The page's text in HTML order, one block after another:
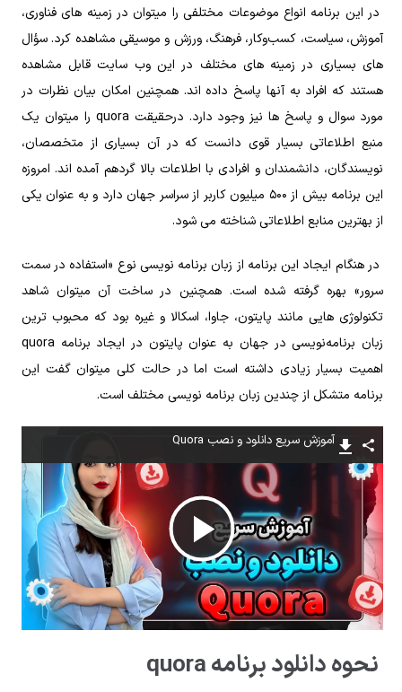
در این برنامه انواع موضوعات مختلفی را میتوان در زمینه‌ های فناوری،
آموزش، سیاست، کسب‌وکار، فرهنگ، ورزش و موسیقی مشاهده کرد. سؤال‌
های بسیاری در زمینه‌ های مختلف در این وب‌ سایت قابل‌ مشاهده
هستند که افراد به آنها پاسخ داده اند. همچنین امکان بیان نظرات در
مورد سوال و پاسخ‌ ها نیز وجود دارد. درحقیقت quora را میتوان یک
منبع اطلاعاتی بسیار قوی دانست که در آن بسیاری از متخصصان،
نویسندگان، دانشمندان و افرادی با اطلاعات بالا گردهم آمده اند. امروزه
این برنامه بیش‌ از ۵۰۰ میلیون کاربر از سراسر جهان دارد و به‌ عنوان یکی
از بهترین منابع اطلاعاتی شناخته می‌ شود.
در هنگام ایجاد این برنامه از زبان برنامه‌ نویسی نوع «استفاده در سمت
سرور» بهره گرفته شده‌ است. همچنین در ساخت آن میتوان شاهد
تکنولوژی‌ هایی مانند پایتون، جاوا، اسکالا و غیره بود که محبوب‌ ترین
زبان برنامه‌نویسی در جهان به‌ عنوان پایتون در ایجاد برنامه quora
اهمیت بسیار زیادی داشته است اما در حالت کلی میتوان گفت این
برنامه متشکل از چندین زبان برنامه‌ نویسی مختلف است.
آموزش سریع دانلود و نصب Quora
پخش
ویدیو
نحوه دانلود برنامه quora